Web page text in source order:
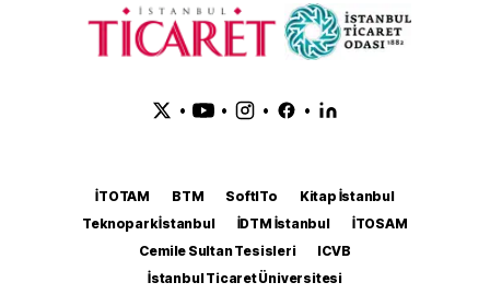
• • • •
İTOTAM BTM SoftITo
Kitap İstanbul
Teknopark İstanbul
İDTM İstanbul
İTOSAM
Cemile Sultan Tesisleri
ICVB
İstanbul Ticaret Üniversitesi